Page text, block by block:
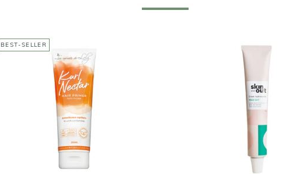
BEST-SELLER
LES SECRETS DE LOLY
Crème Sans Rinçage -
Kurl Nectar
21,00€
SKIN AND OUT
FEED OUT - Crème
Hydratante
28,00€
Taille : 50 ml